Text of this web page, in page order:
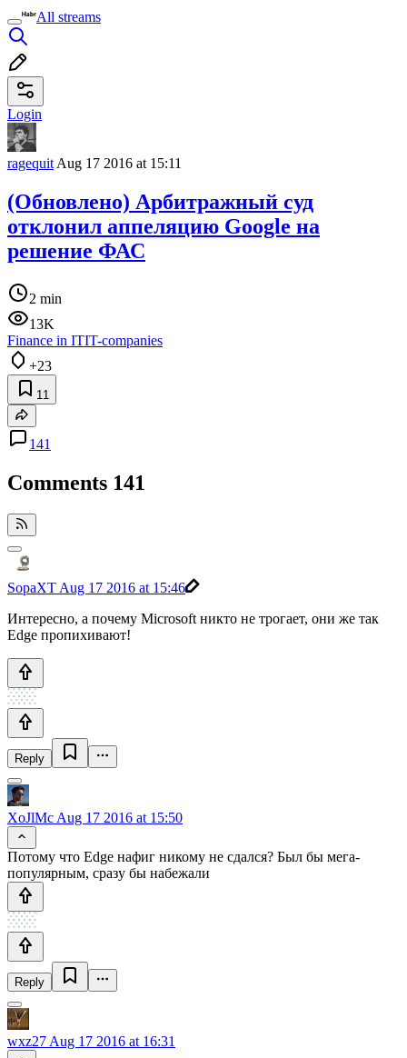
All streams
Login
ragequit Aug 17 2016 at 15:11
(Обновлено) Арбитражный суд
отклонил аппеляцию Google на
решение ФАС
2 min
13K
Finance in ITIT-companies
+23
11
141
Comments 141
SopaXT Aug 17 2016 at 15:46
Интересно, а почему Microsoft никто не трогает, они же так
Edge пропихивают!
Reply
XoJlMc Aug 17 2016 at 15:50
Потому что Edge нафиг никому не сдался? Был бы мега-
популярным, сразу бы набежали
Reply
wxz27 Aug 17 2016 at 16:31